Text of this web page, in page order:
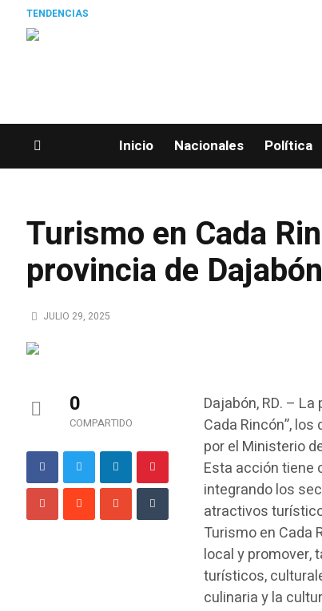
TENDENCIAS
Inicio Nacionales Política
Turismo en Cada
provincia de
JULIO 29, 2025
0
COMPARTIDO
Dajabón, RD. –
Cada Rincón”,
por el Ministerio
Esta acción tiene
integrando los
atractivos
Turismo en Cada
local y promover,
turísticos,
culinaria y la